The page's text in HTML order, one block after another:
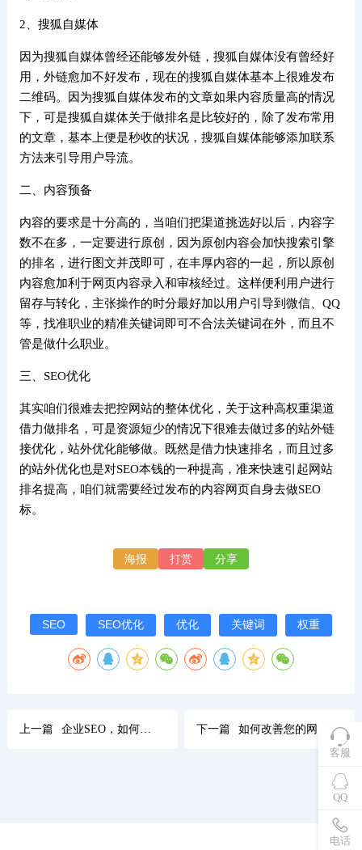
2、搜狐自媒体
因为搜狐自媒体曾经还能够发外链，搜狐自媒体没有曾经好
用，外链愈加不好发布，现在的搜狐自媒体基本上很难发布
二维码。因为搜狐自媒体发布的文章如果内容质量高的情况
下，可是搜狐自媒体关于做排名是比较好的，除了发布常用
的文章，基本上便是秒收的状况，搜狐自媒体能够添加联系
方法来引导用户导流。
二、内容预备
内容的要求是十分高的，当咱们把渠道挑选好以后，内容字
数不在多，一定要进行原创，因为原创内容会加快搜索引擎
的排名，进行图文并茂即可，在丰厚内容的一起，所以原创
内容愈加利于网页内容录入和审核经过。这样便利用户进行
留存与转化，主张操作的时分最好加以用户引导到微信、QQ
等，找准职业的精准关键词即可不合法关键词在外，而且不
管是做什么职业。
三、SEO优化
其实咱们很难去把控网站的整体优化，关于这种高权重渠道
借力做排名，可是资源短少的情况下很难去做过多的站外链
接优化，站外优化能够做。既然是借力快速排名，而且过多
的站外优化也是对SEO本钱的一种提高，准来快速引起网站
排名提高，咱们就需要经过发布的内容网页自身去做SEO
标。
海报 打赏 分享
SEO SEO优化 优化 关键词 权重
上一篇 企业SEO，如何勇于且快速修正网站错误？ 下一篇
客服
QQ
电话